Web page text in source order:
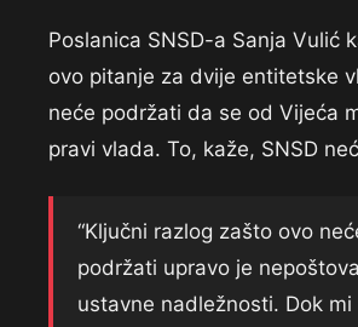
Poslanica SNSD-a Sanja Vulić
ovo pitanje za dvije entitetske
neće podržati da se od Vijeća
pravi vlada. To, kaže, SNSD
“Ključni razlog zašto ovo
podržati upravo je
ustavne nadležnosti. Dok mi